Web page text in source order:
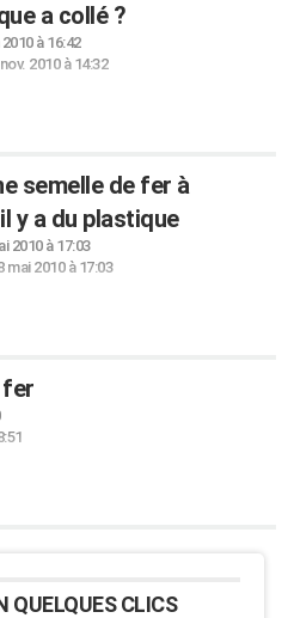
a collé ?
à 16:42
2010 à 14:32
semelle de fer à
y a du plastique
2010 à 17:03
mai 2010 à 17:03
fer
QUELQUES CLICS